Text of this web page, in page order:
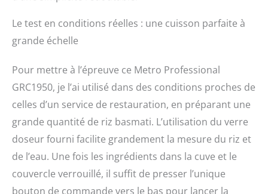
Le test en conditions réelles : une cuisson parfaite à
grande échelle
Pour mettre à l’épreuve ce Metro Professional
GRC1950, je l’ai utilisé dans des conditions proches de
celles d’un service de restauration, en préparant une
grande quantité de riz basmati. L’utilisation du verre
doseur fourni facilite grandement la mesure du riz et
de l’eau. Une fois les ingrédients dans la cuve et le
couvercle verrouillé, il suffit de presser l’unique
bouton de commande vers le bas pour lancer la